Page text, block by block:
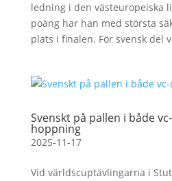
ledning i den västeuropeiska
poäng har han med största
plats i finalen. För svensk del
Svenskt på pallen i både
hoppning
2025-11-17
Vid världscuptävlingarna i